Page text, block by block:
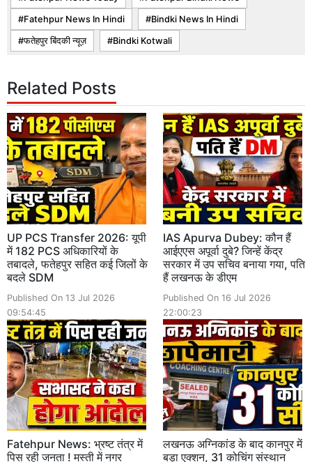
Fatehpur News In Hindi Bindki News In Hindi
फतेहपुर बिंदकी न्यूज़ Bindki Kotwali
Related Posts
UP PCS Transfer 2026: यूपी
में 182 PCS अधिकारियों के
तबादले, फतेहपुर सहित कई जिलों के
बदले SDM
Published On 13 Jul 2026
09:54:45
IAS Apurva Dubey: कौन हैं
आईएएस अपूर्वा दुबे? जिन्हें केंद्र
सरकार में उप सचिव बनाया गया, पति
हैं लखनऊ के डीएम
Published On 16 Jul 2026
22:00:23
Fatehpur News: भ्रष्ट तंत्र में
पिस रही जनता ! मस्ती में नगर
लखनऊ अग्निकांड के बाद कानपुर में
बड़ा एक्शन, 31 कोचिंग संस्थान